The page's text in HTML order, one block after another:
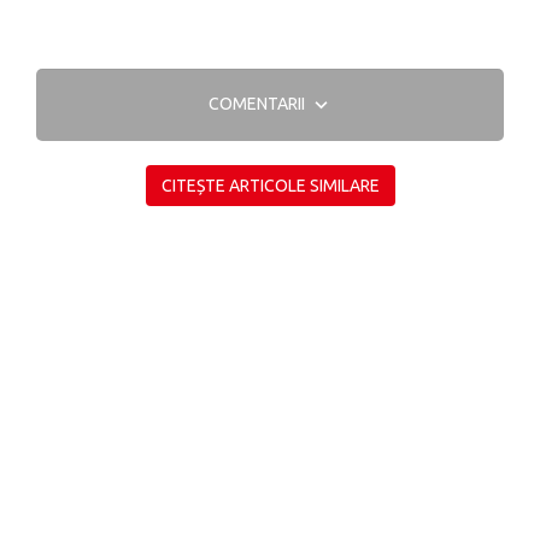
COMENTARII
CITEȘTE ARTICOLE SIMILARE